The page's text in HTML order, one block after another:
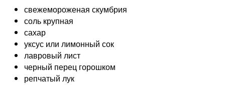
свежемороженая скумбрия
соль крупная
сахар
уксус или лимонный сок
лавровый лист
черный перец горошком
репчатый лук